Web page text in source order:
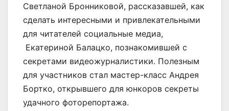
Светланой Бронниковой, рассказавшей, как
сделать интересными и привлекательными
для читателей социальные медиа,
Екатериной Балацко, познакомившей с
секретами видеожурналистики. Полезным
для участников стал мастер-класс Андрея
Бортко, открывшего для юнкоров секреты
удачного фоторепортажа.